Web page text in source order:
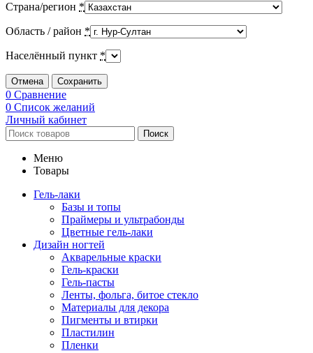
Страна/регион *
Область / район *
Населённый пункт *
Отмена Сохранить
0 Сравнение
0 Список желаний
Личный кабинет
Поиск
Меню
Товары
Гель-лаки
Базы и топы
Праймеры и ультрабонды
Цветные гель-лаки
Дизайн ногтей
Акварельные краски
Гель-краски
Гель-пасты
Ленты, фольга, битое стекло
Материалы для декора
Пигменты и втирки
Пластилин
Пленки